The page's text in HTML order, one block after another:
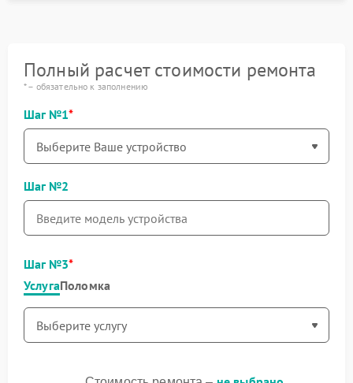
Полный расчет стоимости ремонта
* – обязательно к заполнению
Шаг №1
Шаг №2
Шаг №3
УслугаПоломка